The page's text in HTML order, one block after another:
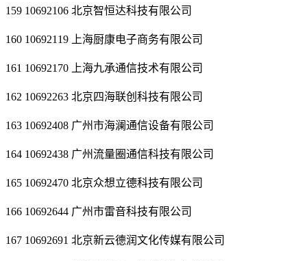
159 10692106 北京智恒达科技有限公司
160 10692119 上海厨康电子商务有限公司
161 10692170 上海九承通信技术有限公司
162 10692263 北京四海联创科技有限公司
163 10692408 广州市海澜通信设备有限公司
164 10692438 广州流量圈通信科技有限公司
165 10692470 北京众想立德科技有限公司
166 10692644 广州市雷音科技有限公司
167 10692691 北京新云德润文化传媒有限公司